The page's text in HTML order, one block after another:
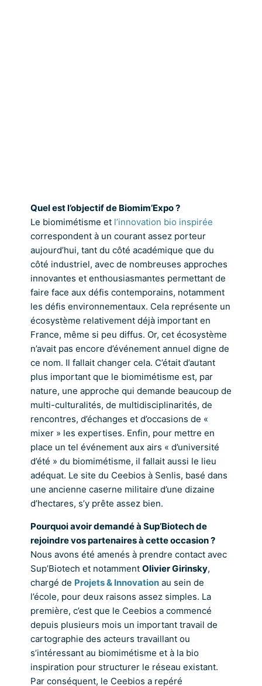
Quel est l’objectif de Biomim’Expo ?
Le biomimétisme et l’innovation bio inspirée
correspondent à un courant assez porteur
aujourd’hui, tant du côté académique que du
côté industriel, avec de nombreuses approches
innovantes et enthousiasmantes permettant de
faire face aux défis contemporains, notamment
les défis environnementaux. Cela représente un
écosystème relativement déjà important en
France, même si peu diffus. Or, cet écosystème
n’avait pas encore d’événement annuel digne de
ce nom. Il fallait changer cela. C’était d’autant
plus important que le biomimétisme est, par
nature, une approche qui demande beaucoup de
multi-culturalités, de multidisciplinarités, de
rencontres, d’échanges et d’occasions de «
mixer » les expertises. Enfin, pour mettre en
place un tel événement aux airs « d’université
d’été » du biomimétisme, il fallait aussi le lieu
adéquat. Le site du Ceebios à Senlis, basé dans
une ancienne caserne militaire d’une dizaine
d’hectares, s’y prête assez bien.
Pourquoi avoir demandé à Sup’Biotech de
rejoindre vos partenaires à cette occasion ?
Nous avons été amenés à prendre contact avec
Sup’Biotech et notamment Olivier Girinsky,
chargé de Projets & Innovation au sein de
l’école, pour deux raisons assez simples. La
première, c’est que le Ceebios a commencé
depuis plusieurs mois un important travail de
cartographie des acteurs travaillant ou
s’intéressant au biomimétisme et à la bio
inspiration pour structurer le réseau existant.
Par conséquent, le Ceebios a repéré